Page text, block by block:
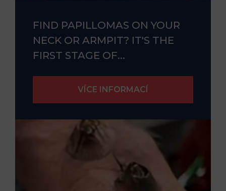
FIND PAPILLOMAS ON YOUR
NECK OR ARMPIT? IT'S THE
FIRST STAGE OF...